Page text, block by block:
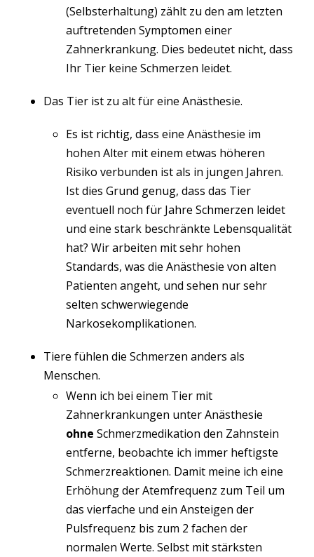
(Selbsterhaltung) zählt zu den am letzten
auftretenden Symptomen einer
Zahnerkrankung. Dies bedeutet nicht, dass
Ihr Tier keine Schmerzen leidet.
Das Tier ist zu alt für eine Anästhesie.
Es ist richtig, dass eine Anästhesie im
hohen Alter mit einem etwas höheren
Risiko verbunden ist als in jungen Jahren.
Ist dies Grund genug, dass das Tier
eventuell noch für Jahre Schmerzen leidet
und eine stark beschränkte Lebensqualität
hat? Wir arbeiten mit sehr hohen
Standards, was die Anästhesie von alten
Patienten angeht, und sehen nur sehr
selten schwerwiegende
Narkosekomplikationen.
Tiere fühlen die Schmerzen anders als
Menschen.
Wenn ich bei einem Tier mit
Zahnerkrankungen unter Anästhesie
ohne Schmerzmedikation den Zahnstein
entferne, beobachte ich immer heftigste
Schmerzreaktionen. Damit meine ich eine
Erhöhung der Atemfrequenz zum Teil um
das vierfache und ein Ansteigen der
Pulsfrequenz bis zum 2 fachen der
normalen Werte. Selbst mit stärksten